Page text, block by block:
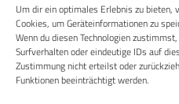
Um dir ein optimales Erlebnis zu bieten,
Cookies, um Geräteinformationen zu
Wenn du diesen Technologien
Surfverhalten oder eindeutige IDs auf
Zustimmung nicht erteilst oder
Funktionen beeinträchtigt werden.
Medicum weit aufgerückt.
dem Dekan, Dr. Augustin
Examens für Bader und
hat sichScultetusnochmals
Ausbildungsstand und den